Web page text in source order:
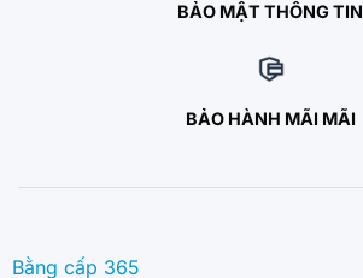
BẢO MẬT THÔNG TIN
BẢO HÀNH MÃI MÃI
Bằng cấp 365